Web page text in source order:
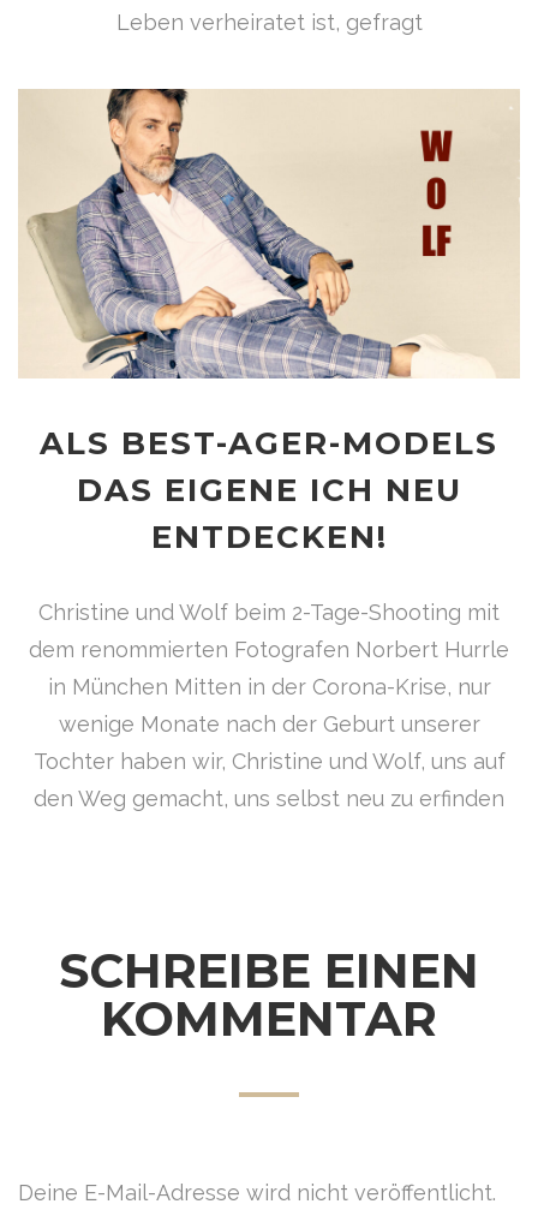
Leben verheiratet ist, gefragt
ALS BEST-AGER-MODELS
DAS EIGENE ICH NEU
ENTDECKEN!
Christine und Wolf beim 2-Tage-Shooting mit
dem renommierten Fotografen Norbert Hurrle
in München Mitten in der Corona-Krise, nur
wenige Monate nach der Geburt unserer
Tochter haben wir, Christine und Wolf, uns auf
den Weg gemacht, uns selbst neu zu erfinden
SCHREIBE EINEN
KOMMENTAR
Deine E-Mail-Adresse wird nicht veröffentlicht.